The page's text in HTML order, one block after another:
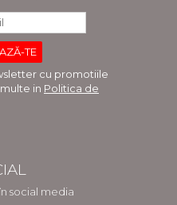
cu promotiile
in Politica de
social media